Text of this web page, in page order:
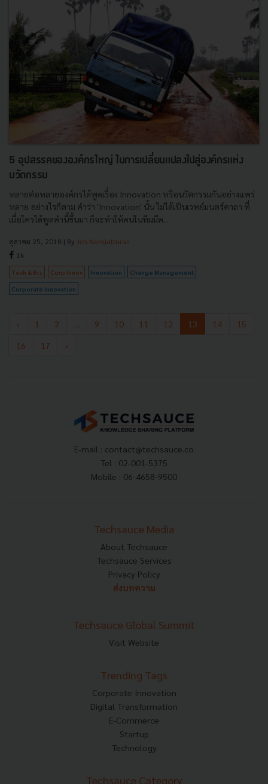
5 อุปสรรคขององค์กรใหญ่ ในการเปลี่ยนแปลงไปสู่องค์กรแห่ง
นวัตกรรม
หลายต่อหลายองค์กรได้พูดเรื่อง Innovation หรือนวัตกรรมกันอย่างแพร่
หลาย อย่างไรก็ตาม คำว่า 'Innovation' นั้น ไม่ได้เป็นเวทย์มนตร์คาถา ที่
เมื่อใครได้พูดคำนี้ขึ้นมา ก็จะทำให้คนในทีมมีค...
ตุลาคม 25, 2018 | By Jen Namjatturas
1k
Tech & Biz Corp Innov Innovation Change Management
Corporate Innovation
‹ 1 2 9 10 11 12 13 14
15
16
17 ›
E-mail : contact@techsauce.co
Tel : 02-001-5375
Mobile : 06-4658-9500
Techsauce Media
About Techsauce
Techsauce Services
Privacy Policy
ส่งบทความ
Techsauce Global Summit
Visit Website
Trending Tags
Corporate Innovation
Digital Transformation
E-Commerce
Startup
Technology
Techsauce Category